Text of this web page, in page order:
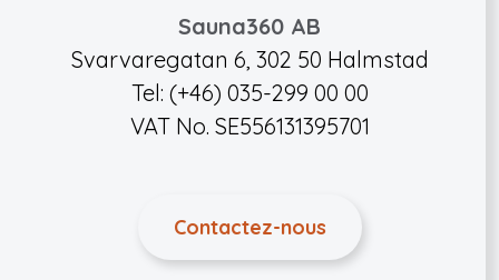
Sauna360 AB
Svarvaregatan 6, 302 50 Halmstad
Tel: (+46) 035-299 00 00
VAT No. SE556131395701
Contactez-nous